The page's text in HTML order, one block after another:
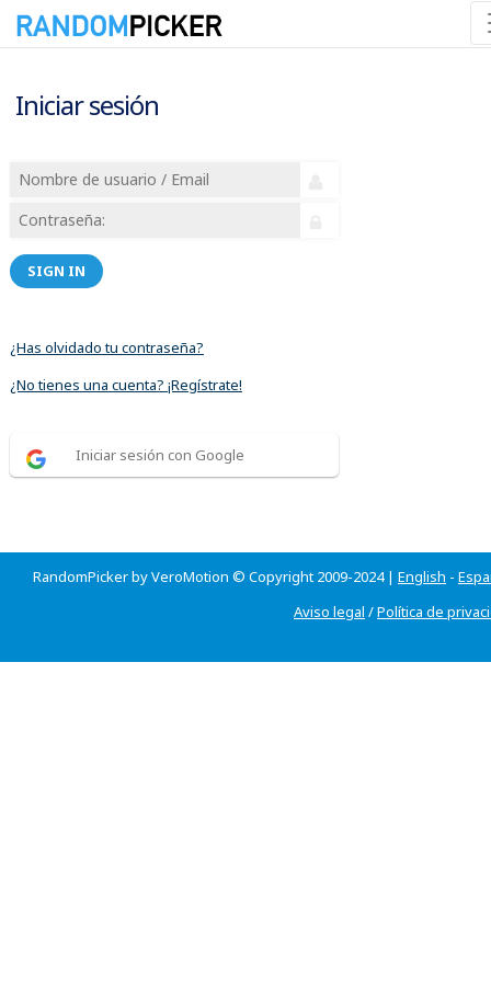
Iniciar sesión
SIGN IN
¿Has olvidado tu contraseña?
¿No tienes una cuenta? ¡Regístrate!
Iniciar sesión con Google
RandomPicker by VeroMotion © Copyright 2009-2024 | English -
Aviso legal /Política de